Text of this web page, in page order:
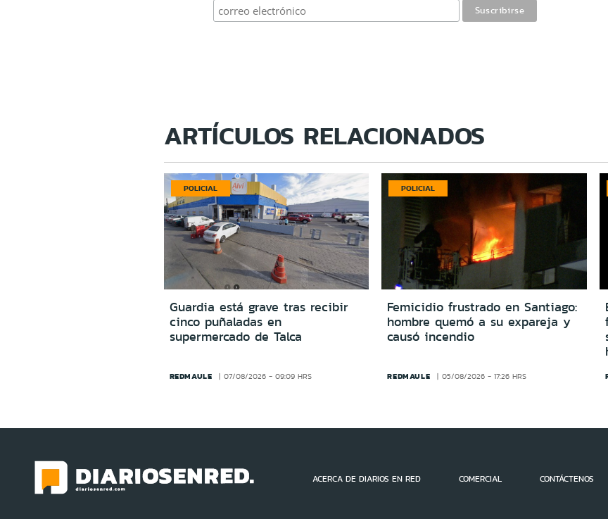
ARTÍCULOS RELACIONADOS
POLICIAL
Guardia está grave tras recibir
cinco puñaladas en
supermercado de Talca
REDMAULE 07/08/2026 - 09:09 HRS
POLICIAL
Femicidio frustrado en Santiago:
hombre quemó a su expareja y
causó incendio
REDMAULE 05/08/2026 - 17:26 HRS
ACERCA DE DIARIOS EN RED COMERCIAL CONTÁCTENOS